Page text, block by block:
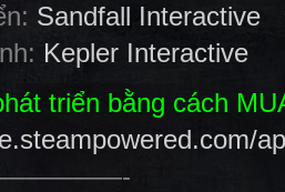
Sandfall Interactive
Kepler Interactive
triển bằng cách